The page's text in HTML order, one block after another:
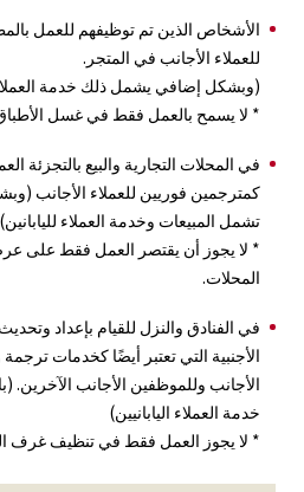
الأشخاص الذين تم توظيفهم للعمل
للعملاء الأجانب في المتجر.
(وبشكل إضافي يشمل ذلك خدمة العملاء
* لا يسمح بالعمل فقط في غسل
في المحلات التجارية والبيع بالتجزئة
كمترجمين فوريين للعملاء الأجانب
تشمل المبيعات وخدمة العملاء لليابانين)
* لا يجوز أن يقتصر العمل فقط على
المحلات.
في الفنادق والنزل للقيام بإعداد وتحديث
الأجنبية التي تعتبر أيضًا كخدمات
الأجانب وللموظفين الأجانب الآخرين.
خدمة العملاء اليابانيين)
* لا يجوز العمل فقط في تنظيف غرف